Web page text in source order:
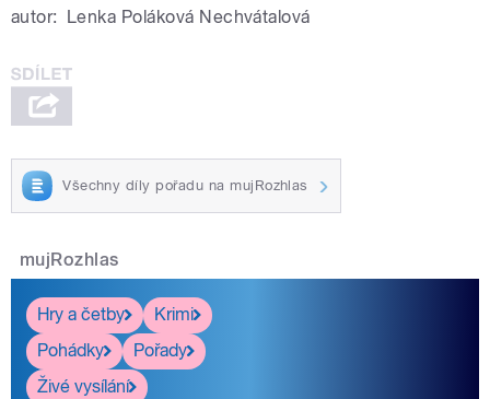
autor: Lenka Poláková Nechvátalová
Všechny díly pořadu na mujRozhlas
mujRozhlas
Hry a četby
Krimi
Pohádky
Pořady
Živé vysílání